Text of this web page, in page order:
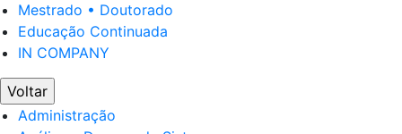
Mestrado • Doutorado
Educação Continuada
IN COMPANY
Voltar
Administração